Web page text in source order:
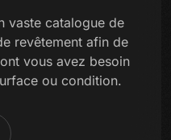
vaste catalogue de
revêtement afin de
vous avez besoin
ou condition.